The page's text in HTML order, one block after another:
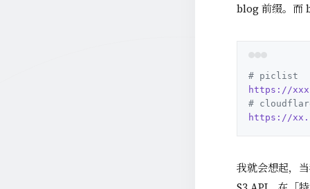
blog 前缀。而
# piclist
https://
#
https://
我就会想起，